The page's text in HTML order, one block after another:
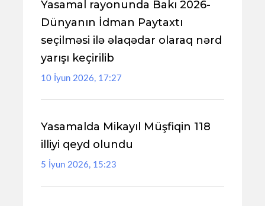
Yasamal rayonunda Bakı 2026-
Dünyanın İdman Paytaxtı
seçilməsi ilə əlaqədar olaraq nərd
yarışı keçirilib
10 İyun 2026, 17:27
Yasamalda Mikayıl Müşfiqin 118
illiyi qeyd olundu
5 İyun 2026, 15:23